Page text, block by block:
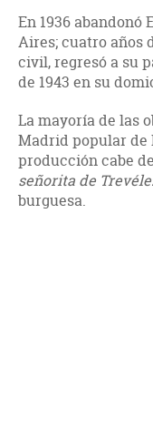
En 1936 abandonó
Aires; cuatro años
civil, regresó a su
de 1943 en su
La mayoría de las
Madrid popular de
producción cabe
señorita de
burguesa.